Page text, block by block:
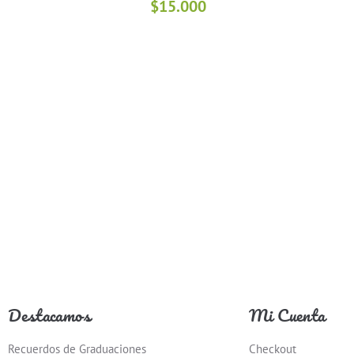
$15.000
Destacamos
Recuerdos de Graduaciones
Mi Cuenta
Checkout